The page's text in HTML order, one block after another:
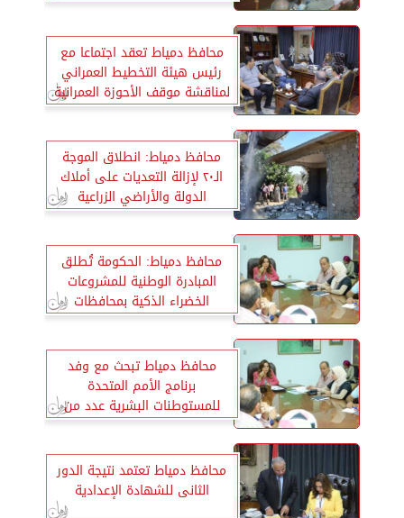
محافظ دمياط تعقد اجتماعا مع
رئيس هيئة التخطيط العمراني
لمناقشة موقف الأحوزة العمرانية
محافظ دمياط: انطلاق الموجة
الـ٢٠ لإزالة التعديات على أملاك
الدولة والأراضي الزراعية
محافظ دمياط: الحكومة تُطلق
المبادرة الوطنية للمشروعات
الخضراء الذكية بمحافظات
الجمهورية
محافظ دمياط تبحث مع وفد
برنامج الأمم المتحدة
للمستوطنات البشرية عدد من
ملفات التعاون
محافظ دمياط تعتمد نتيجة الدور
الثانى للشهادة الإعدادية